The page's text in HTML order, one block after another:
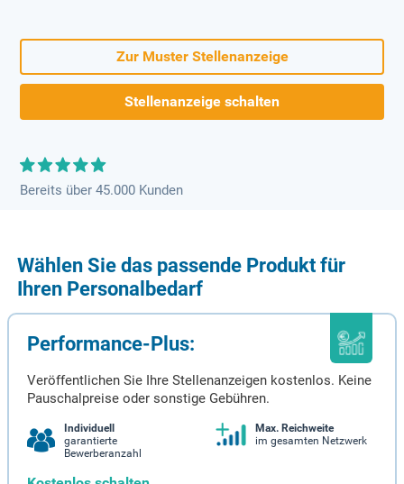
Zur Muster Stellenanzeige
Stellenanzeige schalten
Bereits über 45.000 Kunden
Wählen Sie das passende Produkt für
Ihren Personalbedarf
Performance-Plus:
Veröffentlichen Sie Ihre Stellenanzeigen kostenlos. Keine
Pauschalpreise oder sonstige Gebühren.
Individuell
garantierte
Bewerberanzahl
Max. Reichweite
im gesamten Netzwerk